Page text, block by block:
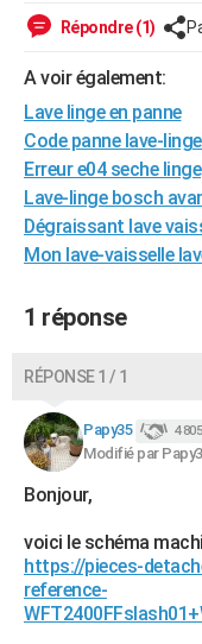
Guides de France
Escapades
Patrimoine
Expositions
Musées
Week-end nature
Art de vivre
Bien-être
Loisirs
Mode
Modes de vie
Alimentation
Guide de la santé
Maladies
Médicaments
Sommeil
VOYAGE
PHOTO
GUIDES D'ACHAT
CARTE DE VOEUX
Carte de Noël
Carte Bonne année
Carte Saint-Valentin
Carte Pâques
Carte d'anniversaire
DICTIONNAIRE
Dictionnaire
Biographies
Citations
Expressions
Proverbes
PROGRAMME TV
FORUM
Bricolage
Lifestyle
Culture
Sport
Auto
Television
Voyage
Cinema
Répondre (1)
A voir également:
Lave linge en panne
Code panne lave-
Erreur e04 seche linge
Lave-linge bosch
Dégraissant lave
Mon lave-vaisselle
1 réponse
RÉPONSE 1 / 1
Papy35 4 805
Modifié par
Bonjour,
voici le schéma
https://pieces-
reference-